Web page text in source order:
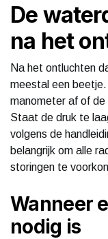
De
na het
Na het ontluchten
meestal een
manometer af of de
Staat de druk te
volgens de
belangrijk om alle
storingen te
Wanneer
nodig is